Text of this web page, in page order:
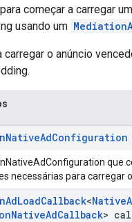
começar a carregar
usando um
carregar o anúncio
NativeAdConfiguration
que
necessárias para carregar
AdLoadCallback<Native
NativeAdCallback>